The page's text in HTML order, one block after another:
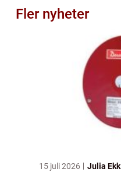
Fler nyheter
15 juli 2026 Julia Ekk